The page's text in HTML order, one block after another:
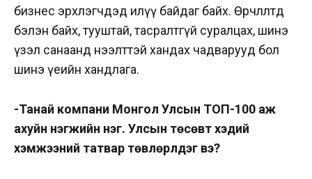
бизнес эрхлэгчдэд илүү байдаг байх. Өөрчлөлтөд
бэлэн байх, тууштай, тасралтгүй суралцах, шинэ
үзэл санаанд нээлттэй хандах чадварууд бол
шинэ үеийн хандлага.
-Танай компани Монгол Улсын ТОП-100 аж
ахуйн нэгжийн нэг. Улсын төсөвт хэдий
хэмжээний татвар төвлөрүүлдэг вэ?